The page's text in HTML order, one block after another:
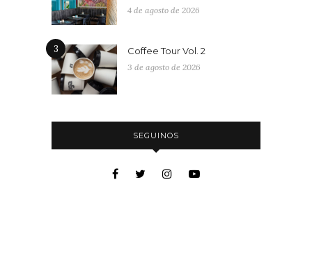
4 de agosto de 2026
3 Coffee Tour Vol. 2
3 de agosto de 2026
SEGUINOS